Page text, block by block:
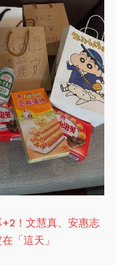
！文慧真、安惠志
「這天」